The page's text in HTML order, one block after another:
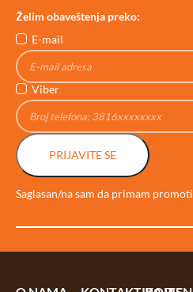
Želim obaveštenja preko:
E-mail
Viber
PRIJAVITE SE
Saglasan/na sam da primam